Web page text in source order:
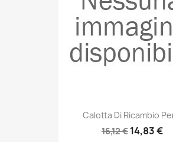
Calotta Di Ricambio
16,12 € 14,83 €